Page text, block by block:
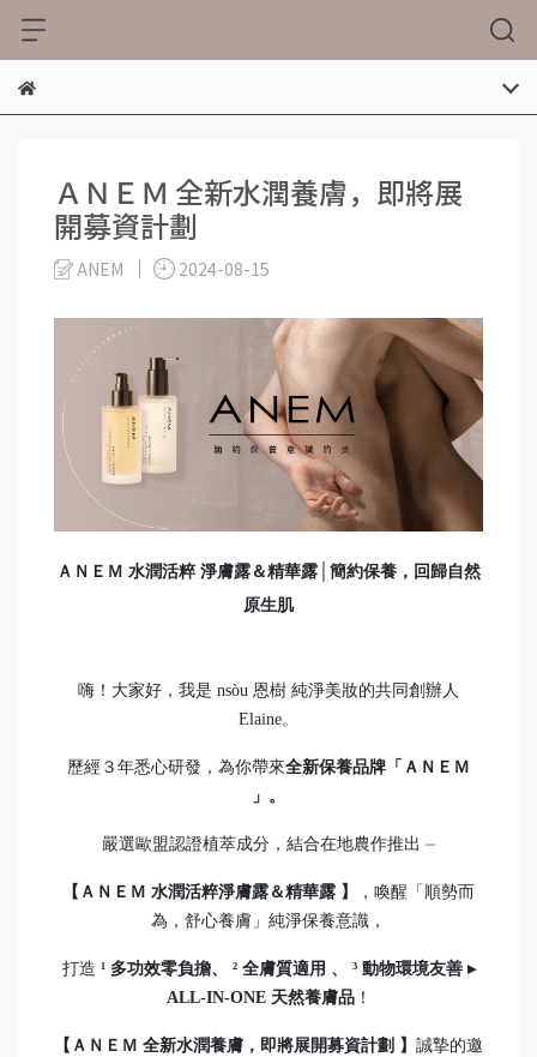
ＡＮＥＭ 全新水潤養膚，即將展
開募資計劃
ANEM 2024-08-15
ＡＮＥＭ 水潤活粹 淨膚露＆精華露│簡約保養，回歸自然
原生肌
嗨！大家好，我是 nsòu 恩樹 純淨美妝的共同創辦人
Elaine。
歷經３年悉心研發，為你帶來全新保養品牌「ＡＮＥＭ
」。
嚴選歐盟認證植萃成分，結合在地農作推出 ⏤
【ＡＮＥＭ 水潤活粹淨膚露＆精華露 】
，喚醒「順勢而
為，舒心養膚」純淨保養意識，
打造 ¹ 多功效零負擔、 ² 全膚質適用 、 ³ 動物環境友善 ▸
ALL-IN-ONE 天然養膚品！
【ＡＮＥＭ 全新水潤養膚，即將展開募資計劃 】 誠摯的邀